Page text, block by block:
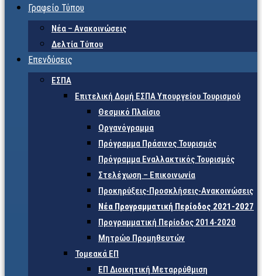
Γραφείο Τύπου
Νέα – Ανακοινώσεις
Δελτία Τύπου
Επενδύσεις
ΕΣΠΑ
Επιτελική Δομή ΕΣΠΑ Υπουργείου Τουρισμού
Θεσμικό Πλαίσιο
Οργανόγραμμα
Πρόγραμμα Πράσινος Τουρισμός
Πρόγραμμα Εναλλακτικός Τουρισμός
Στελέχωση – Επικοινωνία
Προκηρύξεις-Προσκλήσεις-Ανακοινώσεις
Νέα Προγραμματική Περίοδος 2021-2027
Προγραμματική Περίοδος 2014-2020
Μητρώο Προμηθευτών
Τομεακά ΕΠ
ΕΠ Διοικητική Μεταρρύθμιση